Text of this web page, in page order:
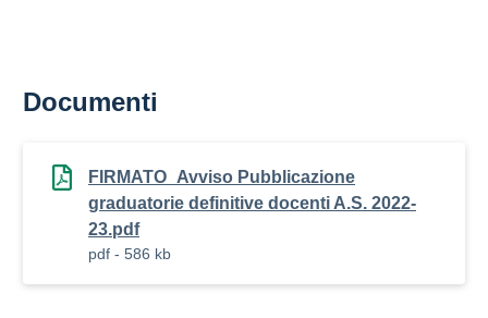
Documenti
FIRMATO_Avviso Pubblicazione
graduatorie definitive docenti A.S. 2022-
23.pdf
pdf - 586 kb